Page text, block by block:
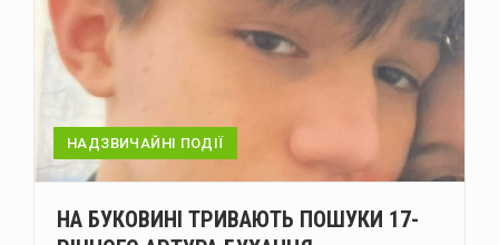
НАДЗВИЧАЙНІ ПОДІЇ
НА БУКОВИНІ ТРИВАЮТЬ ПОШУКИ 17-